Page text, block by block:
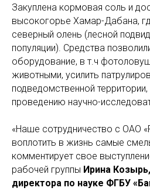
Закуплена кормовая соль и
высокогорье Хамар-Дабана,
северный олень (лесной
популяции). Средства
оборудование, в т.ч
животными, усилить
подведомственной
проведению научно-
«Наше сотрудничество с ОАО
воплотить в жизнь самые
комментирует свое
рабочей группы Ирина
директора по науке ФГБУ